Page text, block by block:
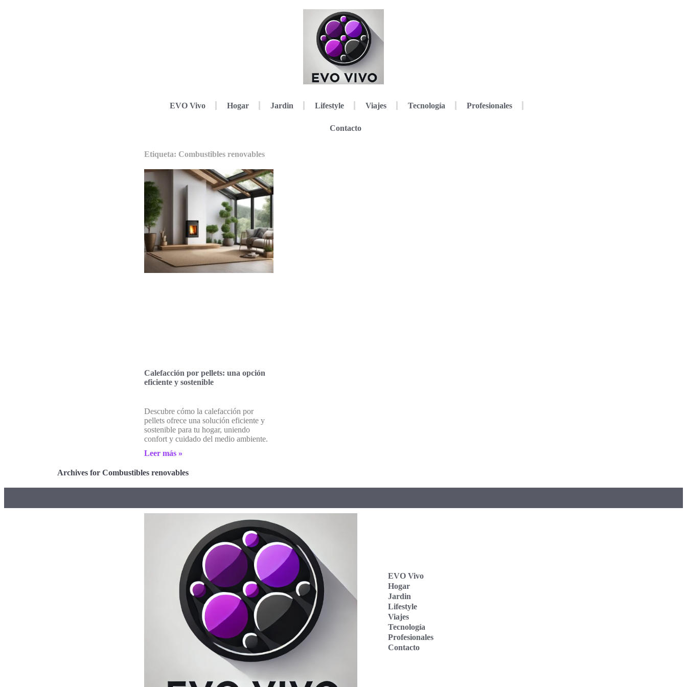
EVO Vivo Hogar Jardin Lifestyle Viajes Tecnología Profesionales
Contacto
Etiqueta: Combustibles renovables
Calefacción por pellets: una opción
eficiente y sostenible
Descubre cómo la calefacción por
pellets ofrece una solución eficiente y
sostenible para tu hogar, uniendo
confort y cuidado del medio ambiente.
Leer más »
Archives for Combustibles renovables
EVO Vivo
Hogar
Jardin
Lifestyle
Viajes
Tecnología
Profesionales
Contacto